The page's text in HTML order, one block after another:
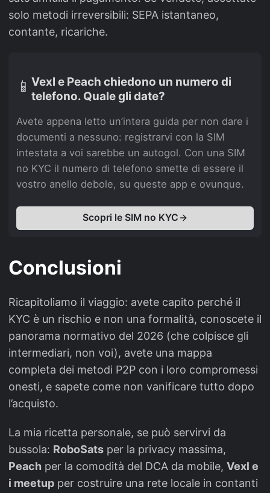
solo metodi irreversibili: SEPA istantaneo,
contante, ricariche.
📱 Vexl e Peach chiedono un numero di
telefono. Quale gli date?
Avete appena letto un’intera guida per non dare i
documenti a nessuno: registrarvi con la SIM
intestata a voi sarebbe un autogol. Con una SIM
no KYC il numero di telefono smette di essere il
vostro anello debole, su queste app e ovunque.
Scopri le SIM no KYC
Conclusioni
Ricapitoliamo il viaggio: avete capito perché il
KYC è un rischio e non una formalità, conoscete il
panorama normativo del 2026 (che colpisce gli
intermediari, non voi), avete una mappa
completa dei metodi P2P con i loro compromessi
onesti, e sapete come non vanificare tutto dopo
l’acquisto.
La mia ricetta personale, se può servirvi da
bussola: RoboSats per la privacy massima,
Peach per la comodità del DCA da mobile, Vexl e
i meetup per costruire una rete locale in contanti